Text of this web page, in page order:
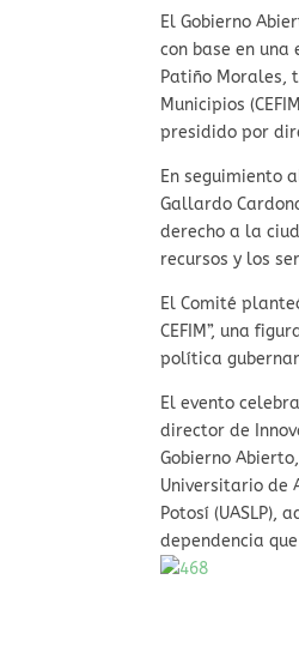
El Gobierno
con base en
Patiño Morales,
Municipios
presidido por
En seguimiento
Gallardo
derecho a la
recursos y los
El Comité
CEFIM”, una
política
El evento
director de
Gobierno
Universitario de
Potosí (UASLP),
dependencia